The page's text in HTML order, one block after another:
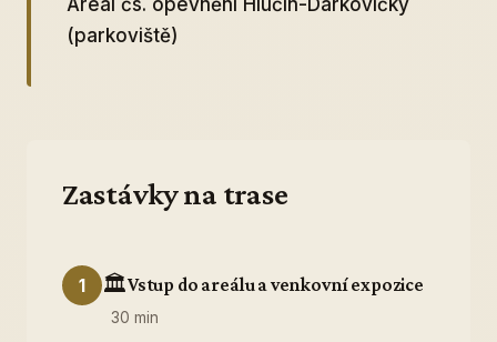
Areál čs. opevnění Hlučín-Darkovičky
(parkoviště)
Zastávky na trase
1 🏛️Vstup do areálu a venkovní expozice
30 min